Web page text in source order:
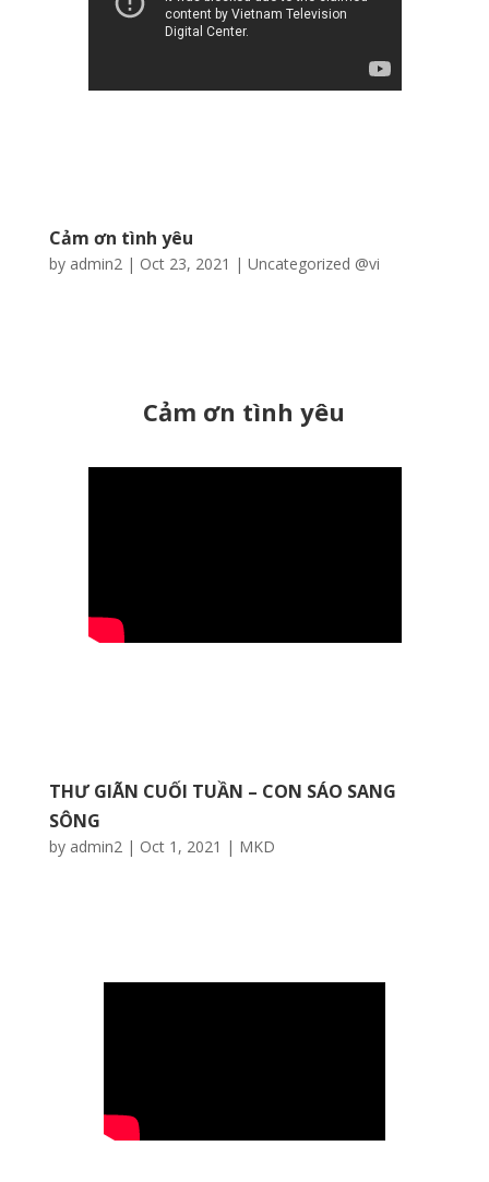
Cảm ơn tình yêu
by admin2| Oct 23, 2021 | Uncategorized @vi
Cảm ơn tình yêu
THƯ GIÃN CUỐI TUẦN – CON SÁO SANG
SÔNG
by admin2| Oct 1, 2021 | MKD